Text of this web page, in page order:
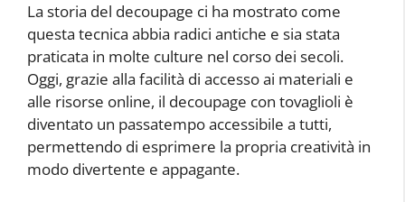
La storia del decoupage ci ha mostrato come
questa tecnica abbia radici antiche e sia stata
praticata in molte culture nel corso dei secoli.
Oggi, grazie alla facilità di accesso ai materiali e
alle risorse online, il decoupage con tovaglioli è
diventato un passatempo accessibile a tutti,
permettendo di esprimere la propria creatività in
modo divertente e appagante.